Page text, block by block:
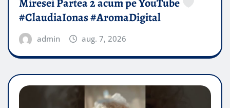
Miresei Partea 2 acum pe YouTube
#ClaudiaIonas #AromaDigital
admin aug. 7, 2026